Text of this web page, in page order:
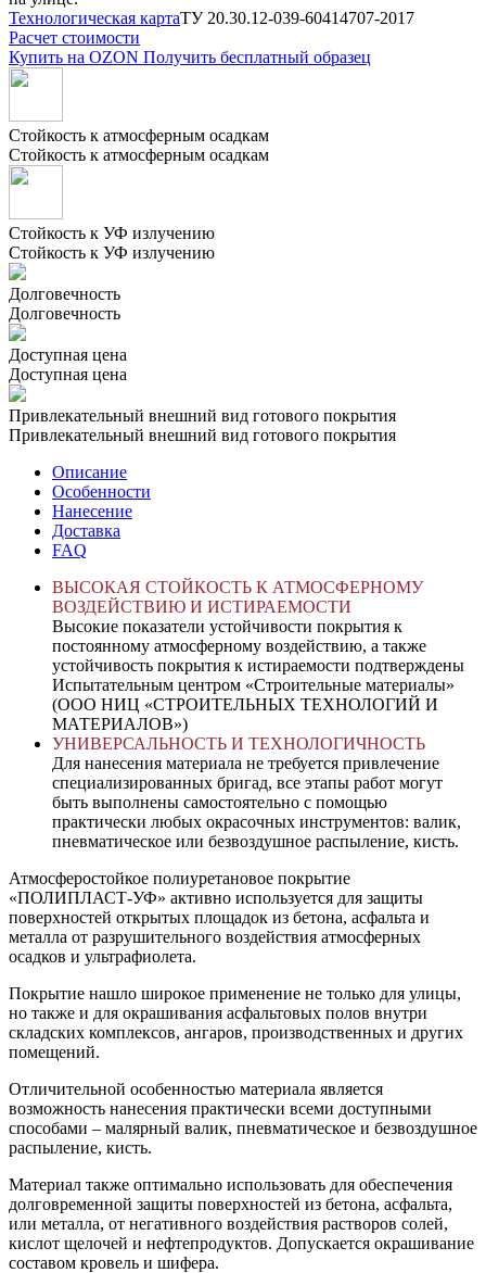
Технологическая картаТУ 20.30.12-039-60414707-2017
Расчет стоимости
Купить на OZON Получить бесплатный образец
Стойкость к атмосферным осадкам
Стойкость к атмосферным осадкам
Стойкость к УФ излучению
Стойкость к УФ излучению
Долговечность
Долговечность
Доступная цена
Доступная цена
Привлекательный внешний вид готового покрытия
Привлекательный внешний вид готового покрытия
Описание
Особенности
Нанесение
Доставка
FAQ
ВЫСОКАЯ СТОЙКОСТЬ К АТМОСФЕРНОМУ
ВОЗДЕЙСТВИЮ И ИСТИРАЕМОСТИ
Высокие показатели устойчивости покрытия к
постоянному атмосферному воздействию, а также
устойчивость покрытия к истираемости подтверждены
Испытательным центром «Строительные материалы»
(ООО НИЦ «СТРОИТЕЛЬНЫХ ТЕХНОЛОГИЙ И
МАТЕРИАЛОВ»)
УНИВЕРСАЛЬНОСТЬ И ТЕХНОЛОГИЧНОСТЬ
Для нанесения материала не требуется привлечение
специализированных бригад, все этапы работ могут
быть выполнены самостоятельно с помощью
практически любых окрасочных инструментов: валик,
пневматическое или безвоздушное распыление, кисть.
Атмосферостойкое полиуретановое покрытие
«ПОЛИПЛАСТ-УФ» активно используется для защиты
поверхностей открытых площадок из бетона, асфальта и
металла от разрушительного воздействия атмосферных
осадков и ультрафиолета.
Покрытие нашло широкое применение не только для улицы,
но также и для окрашивания асфальтовых полов внутри
складских комплексов, ангаров, производственных и других
помещений.
Отличительной особенностью материала является
возможность нанесения практически всеми доступными
способами – малярный валик, пневматическое и безвоздушное
распыление, кисть.
Материал также оптимально использовать для обеспечения
долговременной защиты поверхностей из бетона, асфальта,
или металла, от негативного воздействия растворов солей,
кислот щелочей и нефтепродуктов. Допускается окрашивание
составом кровель и шифера.